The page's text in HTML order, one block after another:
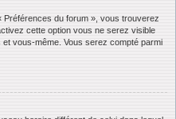
Préférences du forum », vous trouverez
cette option vous ne serez visible
vous-même. Vous serez compté parmi